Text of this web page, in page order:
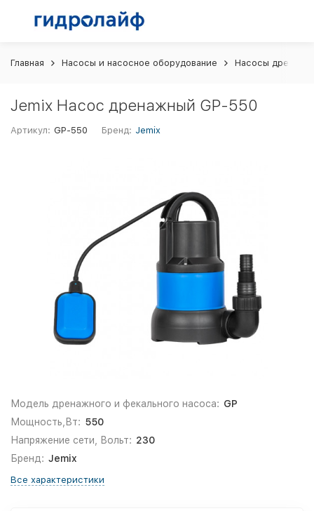
Главная Насосы и насосное оборудование Насосы
Jemix Насос дренажный GP-550
Артикул: GP-550 Бренд: Jemix
Модель дренажного и фекального насоса: GP
Мощность,Вт: 550
Напряжение сети, Вольт: 230
Бренд: Jemix
Все характеристики